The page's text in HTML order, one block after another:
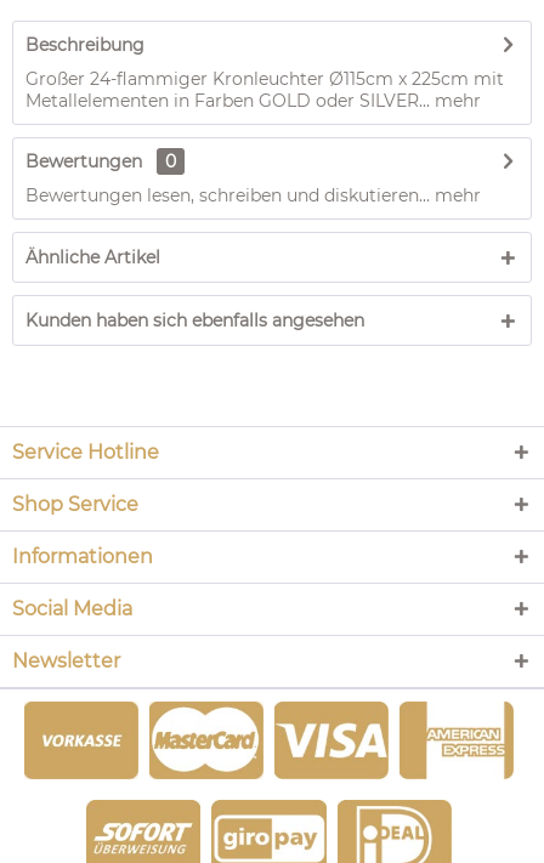
Beschreibung
Großer 24-flammiger Kronleuchter Ø115cm x 225cm mit
Metallelementen in Farben GOLD oder SILVER... mehr
Bewertungen
0
Bewertungen lesen, schreiben und diskutieren... mehr
Ähnliche Artikel
Kunden haben sich ebenfalls angesehen
Service Hotline
Shop Service
Informationen
Social Media
Newsletter